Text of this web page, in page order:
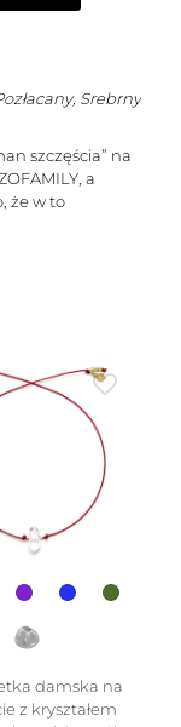
, Srebrny
szczęścia” na
a
że w to
damska na
z kryształem